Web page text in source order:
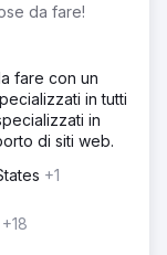
da fare!
fare con un
in tutti
in
di siti web.
+1
+18